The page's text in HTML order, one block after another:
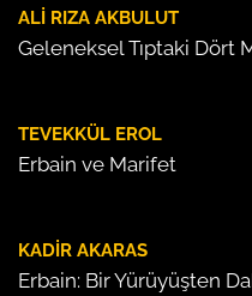
ALI RIZA AKBULUT
Geleneksel Tıptaki Dört
TEVEKKÜL EROL
Erbain ve Marifet
KADIR AKARAS
Erbain: Bir Yürüyüşten